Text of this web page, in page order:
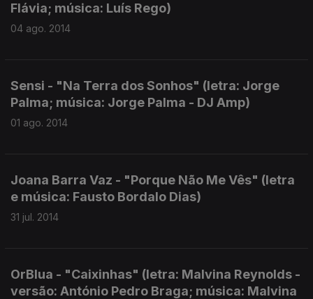
Flávia; música: Luís Rego)
04 ago. 2014
Sensi - "Na Terra dos Sonhos" (letra: Jorge
Palma; música: Jorge Palma - DJ Amp)
01 ago. 2014
Joana Barra Vaz - "Porque Não Me Vês" (letra
e música: Fausto Bordalo Dias)
31 jul. 2014
OrBlua - "Caixinhas" (letra: Malvina Reynolds -
versão: António Pedro Braga; música: Malvina